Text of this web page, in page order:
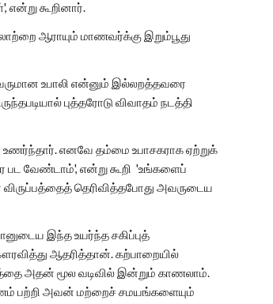
கூறினார்.
ஆராயும் மாணவர்க்கு இறும்பூது
உபாலி என்னும் இல்லறத்தவரை
புத்தரோடு விவாதம் நடத்தி
எனவே தம்மை உபாசகராக ஏற்றுக்
பட வேண்டாம்', என்று கூறி 'உங்களைப்
தெரிவித்தபோது அவருடைய
இந்த உயர்ந்த சகிப்புத்
ஆதரித்தான். கற்பாறையில்
அதன் மூல வடிவில் இன்றும் காணலாம்.
பற்றி அவன் மற்றைச் சமயங்களையும்